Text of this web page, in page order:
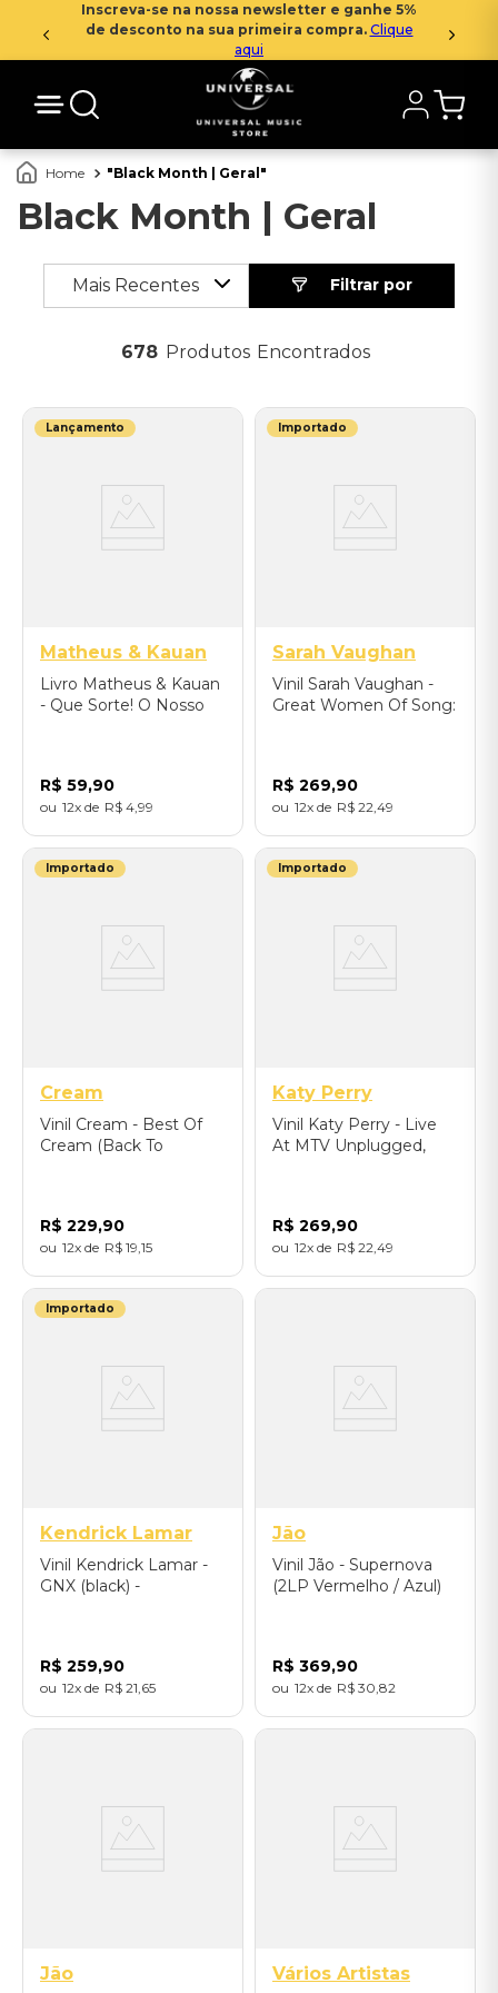
Inscreva-se na nossa newsletter e ganhe 5%
de desconto na sua primeira compra. Clique
aqui
Black Month | Geral
Black Month | Geral
Mais Recentes
678 Produtos
Lançamento
Matheus & Kauan
Livro Matheus & Kauan
- Que Sorte! O Nosso
R$ 59,90
12 R$ 4 99
Importado
Sarah Vaughan
Vinil Sarah Vaughan -
Great Women Of Song:
R$ 269,90
12 R$ 22 49
Importado
Cream
Vinil Cream - Best Of
Cream (Back To
R$ 229,90
12 R$ 19 15
Importado
Katy Perry
Vinil Katy Perry - Live
At MTV Unplugged,
R$ 269,90
12 R$ 22 49
Importado
Kendrick Lamar
Vinil Kendrick Lamar -
GNX (black) -
R$ 259,90
12 R$ 21 65
Jão
Vinil Jão - Supernova
(2LP Vermelho / Azul)
R$ 369,90
12 R$ 30 82
Jão Vários Artistas